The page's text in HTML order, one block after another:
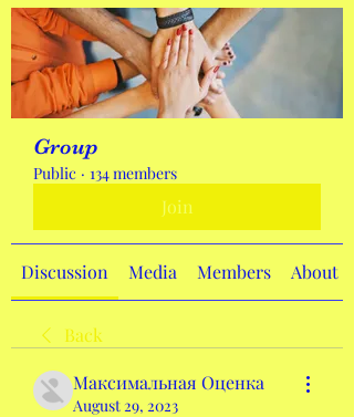
Group
Public · 134 members
Join
Discussion Media Members About
Back
Максимальная Оценка
August 29, 2023